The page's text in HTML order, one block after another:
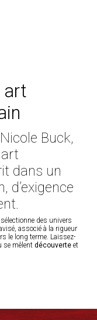
art
Buck,
dans un
d’exigence
sélectionne des univers
associé à la rigueur
le long terme. Laissez-
se mêlent découverteet